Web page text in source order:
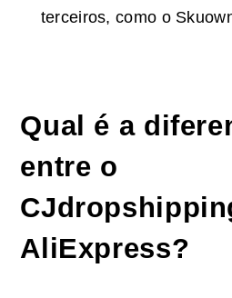
terceiros, como o
Qual é a
entre o
AliExpress?